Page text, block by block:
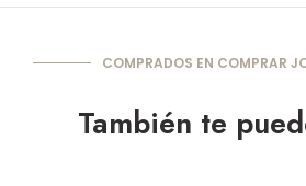
COMPRADOS EN COMPRAR
También te